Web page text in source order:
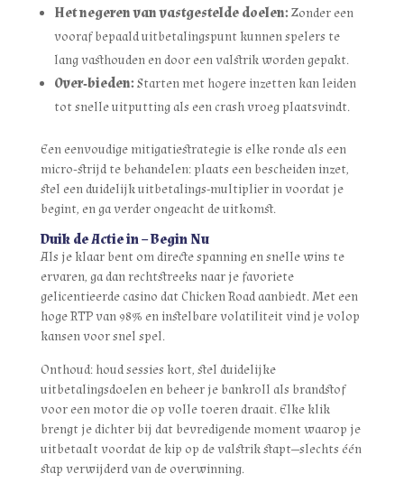
Het negeren van vastgestelde doelen:Zonder een
vooraf bepaald uitbetalingspunt kunnen spelers te
lang vasthouden en door een valstrik worden gepakt.
Over‑bieden:Starten met hogere inzetten kan leiden
tot snelle uitputting als een crash vroeg plaatsvindt.
Een eenvoudige mitigatiestrategie is elke ronde als een
micro‑strijd te behandelen: plaats een bescheiden inzet,
stel een duidelijk uitbetalings-multiplier in voordat je
begint, en ga verder ongeacht de uitkomst.
Duik de Actie in – Begin Nu
Als je klaar bent om directe spanning en snelle wins te
ervaren, ga dan rechtstreeks naar je favoriete
gelicentieerde casino dat Chicken Road aanbiedt. Met een
hoge RTP van 98% en instelbare volatiliteit vind je volop
kansen voor snel spel.
Onthoud: houd sessies kort, stel duidelijke
uitbetalingsdoelen en beheer je bankroll als brandstof
voor een motor die op volle toeren draait. Elke klik
brengt je dichter bij dat bevredigende moment waarop je
uitbetaalt voordat de kip op de valstrik stapt—slechts één
stap verwijderd van de overwinning.